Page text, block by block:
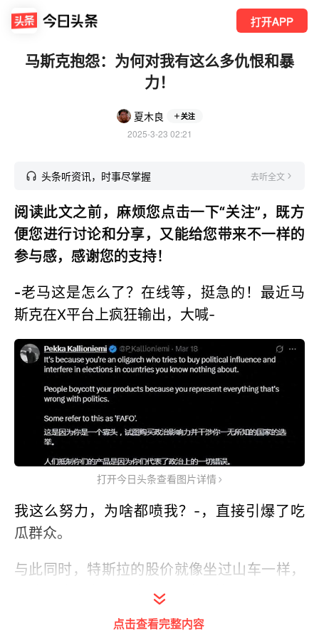
打开APP
马斯克抱怨：为何对我有这么多仇恨和暴
力！
夏木良 关注
2025-3-23 02:21
头条听资讯，时事尽掌握 去听全文
阅读此文之前，麻烦您点击一下“关注”，既方
便您进行讨论和分享，又能给您带来不一样的
参与感，感谢您的支持！
-老马这是怎么了？在线等，挺急的！最近马
斯克在X平台上疯狂输出，大喊-
打开今日头条查看图片详情
我这么努力，为啥都喷我？-，直接引爆了吃
瓜群众。
与此同时，特斯拉的股价就像坐过山车一样，
一路狂跌，比2020年9月那次还惨。
看来，嘴炮一时爽，股价火葬场啊！
点击查看完整内容